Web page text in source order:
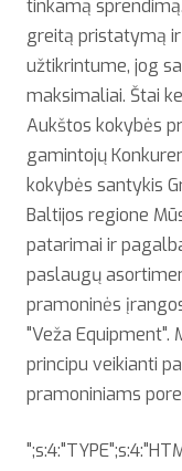
tinkamą
greitą pristatymą
užtikrintume, jog
maksimaliai. Štai
Aukštos kokybės
gamintojų
kokybės santykis
Baltijos regione
patarimai ir
paslaugų
pramoninės
"Veža Equipment".
principu veikianti
pramoniniams